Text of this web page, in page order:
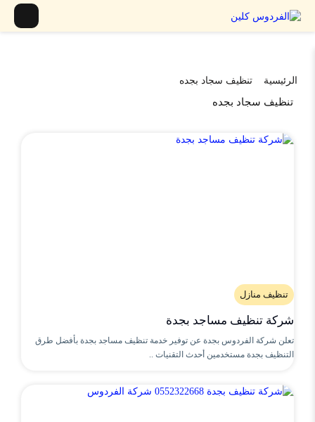
الرئيسية تنظيف سجاد بجده
تنظيف سجاد بجده
تنظيف منازل
شركة تنظيف مساجد بجدة
تعلن شركة الفردوس بجدة عن توفير خدمة تنظيف مساجد بجدة بأفضل طرق
التنظيف بجدة مستخدمين أحدث التقنيات ..